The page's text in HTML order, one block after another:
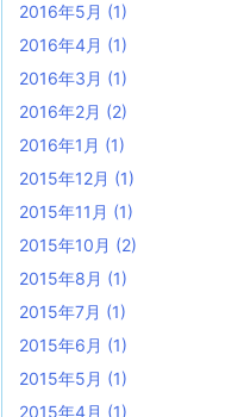
2016年5月 (1)
2016年4月 (1)
2016年3月 (1)
2016年2月 (2)
2016年1月 (1)
2015年12月 (1)
2015年11月 (1)
2015年10月 (2)
2015年8月 (1)
2015年7月 (1)
2015年6月 (1)
2015年5月 (1)
2015年4月 (1)